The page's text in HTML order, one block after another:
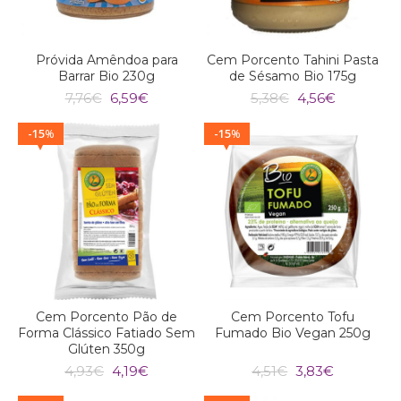
Próvida Amêndoa para
Barrar Bio 230g
7,76€ O
original
era:
7,76€.
6,59€O
atual
é:
6,59€.
Cem Porcento Tahini Pasta
de Sésamo Bio 175g
5,38€ O
era:
5,38€.
4,56€O
é:
4,56€.
%
15
Cem Porcento Pão de
Forma Clássico Fatiado Sem
Glúten 350g
4,93€ O
4,19€
%
15
Cem Porcento Tofu
Fumado Bio Vegan 250g
4,51€ O
3,83€